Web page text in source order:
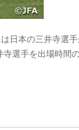
日本の三井寺選手
選手を出場時間